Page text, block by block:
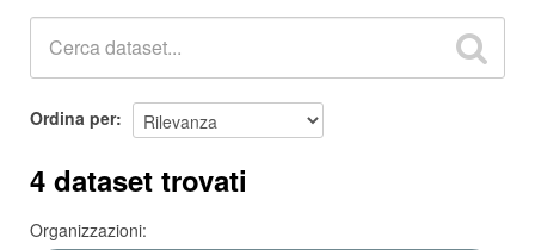
Ordina per
4 dataset trovati
Organizzazioni: